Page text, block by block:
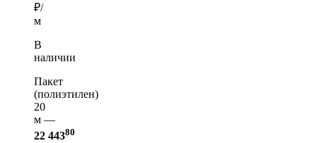
₽/
м
В
наличии
Пакет
(полиэтилен)
20
м —
22 44380